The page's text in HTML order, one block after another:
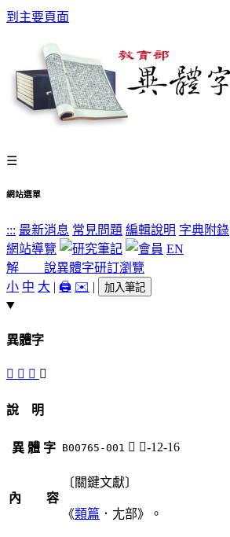
到主要頁面
☰
網站選單
::: 最新消息 常見問題 編輯說明 字典附錄
網站導覽
EN
解 說異體字研訂瀏覽
小 中 大 | 🖨️ ✉️ | 加入筆記
異體字
󷘭 󷘮 𡰒 𡰕
說 明
異 體 字 B00765-001 𡰕 尢-12-16
內 容
〔關鍵文獻〕
《類篇 ．尢部》。